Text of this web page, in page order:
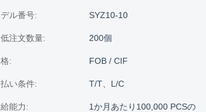
ル番号: SYZ10-10
注文数量: 200個
: FOB / CIF
い条件: T/T、L/C
能力: 1か月あたり100,000 PCSの